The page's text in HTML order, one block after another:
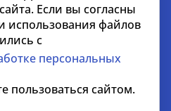
на странице, носит
не является
материалов
Если вы согласны
использования файлов
с
персональных
пользоваться сайтом.